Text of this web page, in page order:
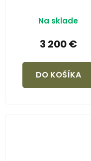
Na sklade
3 200 €
DO KOŠÍKA